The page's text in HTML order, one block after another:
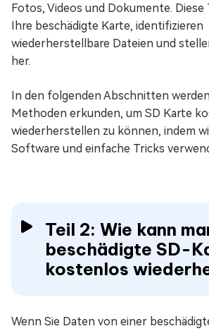
Fotos, Videos und Dokumente. Diese
Ihre beschädigte Karte, identifizieren
wiederherstellbare Dateien und
her.
In den folgenden Abschnitten
Methoden erkunden, um SD Karte
wiederherstellen zu können, indem
Software und einfache Tricks
Teil 2: Wie kann
beschädigte SD-
kostenlos
Wenn Sie Daten von einer